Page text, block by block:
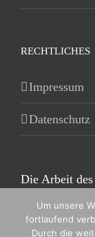
RECHTLICHES
Impressum
Datenschutz
Die Arbeit
Um unsere
fortlaufend
Durch die